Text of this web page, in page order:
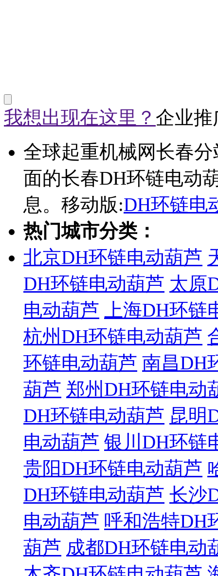
我想出现在这里？ 企业推
全球起重机械网长春
面的长春DH环链电动
息。移动版:DH环链电
热门城市分类：
北京DH环链电动葫芦
DH环链电动葫芦 太原
电动葫芦
上海DH环链
杭州DH环链电动葫芦
环链电动葫芦 南昌DH
葫芦 郑州DH环链电动
DH环链电动葫芦 昆明
电动葫芦 银川DH环链
贵阳DH环链电动葫芦
DH环链电动葫芦 长沙
电动葫芦 呼和浩特DH
葫芦 成都DH环链电动